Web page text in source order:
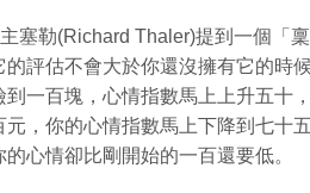
塞勒(Richard Thaler)提到一個「
評估不會大於你還沒擁有它的時
一百塊，心情指數馬上上升五十
，你的心情指數馬上下降到七十
心情卻比剛開始的一百還要低。